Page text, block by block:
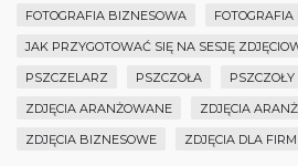
FOTOGRAFIA BIZNESOWA
JAK PRZYGOTOWAĆ SIĘ NA SESJĘ
PSZCZELARZ
PSZCZOŁA PSZCZOŁY
ZDJĘCIA ARANŻOWANE
ZDJĘCIA
ZDJĘCIA BIZNESOWE
ZDJĘCIA DLA FIRM